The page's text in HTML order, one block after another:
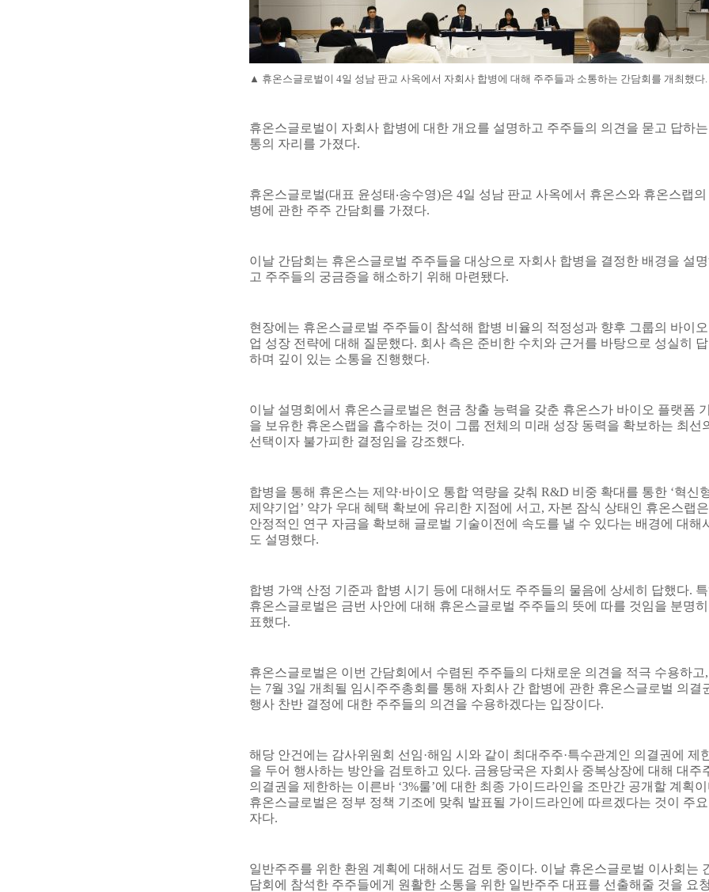
▲ 휴온스글로벌이 4일 성남 판교 사옥에서 자회사 합병에 대해 주주들과 소통하는 간담회를 개최했다.
휴온스글로벌이 자회사 합병에 대한 개요를 설명하고 주주들의 의견을 묻고 답하
통의 자리를 가졌다.
휴온스글로벌(대표 윤성태 ‧송수영)은 4일 성남 판교 사옥에서 휴온스와 휴온스랩의
병에 관한 주주 간담회를 가졌다.
이날 간담회는 휴온스글로벌 주주들을 대상으로 자회사 합병을 결정한 배경을 설
고 주주들의 궁금증을 해소하기 위해 마련됐다.
현장에는 휴온스글로벌 주주들이 참석해 합병 비율의 적정성과 향후 그룹의 바이
업 성장 전략에 대해 질문했다. 회사 측은 준비한 수치와 근거를 바탕으로 성실히 답
하며 깊이 있는 소통을 진행했다.
이날 설명회에서 휴온스글로벌은 현금 창출 능력을 갖춘 휴온스가 바이오 플랫폼
을 보유한 휴온스랩을 흡수하는 것이 그룹 전체의 미래 성장 동력을 확보하는 최선
선택이자 불가피한 결정임을 강조했다.
합병을 통해 휴온스는 제약·바이오 통합 역량을 갖춰 R&D 비중 확대를 통한 ‘혁신
제약기업’ 약가 우대 혜택 확보에 유리한 지점에 서고, 자본 잠식 상태인 휴온스랩은
안정적인 연구 자금을 확보해 글로벌 기술이전에 속도를 낼 수 있다는 배경에 대해
도 설명했다.
합병 가액 산정 기준과 합병 시기 등에 대해서도 주주들의 물음에 상세히 답했다. 특
휴온스글로벌은 금번 사안에 대해 휴온스글로벌 주주들의 뜻에 따를 것임을 분명
표했다.
휴온스글로벌은 이번 간담회에서 수렴된 주주들의 다채로운 의견을 적극 수용하고,
는 7월 3일 개최될 임시주주총회를 통해 자회사 간 합병에 관한 휴온스글로벌 의결
행사 찬반 결정에 대한 주주들의 의견을 수용하겠다는 입장이다.
해당 안건에는 감사위원회 선임 ·해임 시와 같이 최대주주·특수관계인 의결권에 제
을 두어 행사하는 방안을 검토하고 있다. 금융당국은 자회사 중복상장에 대해 대주
의결권을 제한하는 이른바 ‘3%룰’에 대한 최종 가이드라인을 조만간 공개할 계획이
휴온스글로벌은 정부 정책 기조에 맞춰 발표될 가이드라인에 따르겠다는 것이 주
자다.
일반주주를 위한 환원 계획에 대해서도 검토 중이다. 이날 휴온스글로벌 이사회는
담회에 참석한 주주들에게 원활한 소통을 위한 일반주주 대표를 선출해줄 것을 요